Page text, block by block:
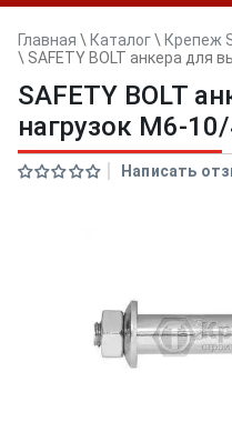
Главная \ Каталог\ Крепеж
\ SAFETY BOLT анкера для
SAFETY BOLT
нагрузок M6-
Написать